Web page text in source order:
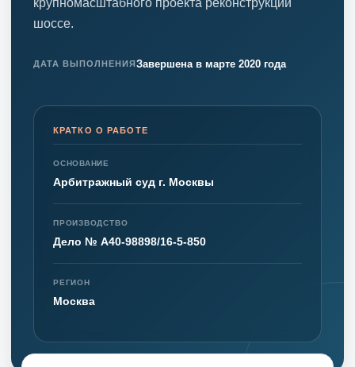
шоссе.
ДАТА ВЫПОЛНЕНИЯЗавершена в марте 2020 года
КРАТКО О РАБОТЕ
ОСНОВАНИЕ
Арбитражный суд г. Москвы
ПРОИЗВОДСТВО
Дело № А40-98898/16-5-850
РЕГИОН
Москва